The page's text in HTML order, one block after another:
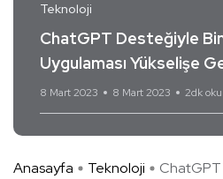
Teknoloji
ChatGPT Desteğiyle
Uygulaması Yükselişe
8 Mart 2023 8 Mart 2023 2dk
Anasayfa Teknoloji